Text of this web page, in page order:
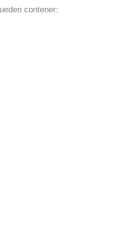
contener: